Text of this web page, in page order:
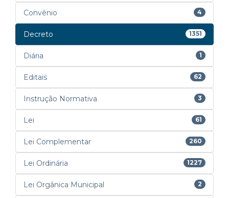
Convênio 4
Decreto 1351
Diária 1
Editais 62
Instrução Normativa 3
Lei 61
Lei Complementar 260
Lei Ordinária 1227
Lei Orgânica Municipal 2